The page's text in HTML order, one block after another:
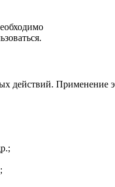
действий. Применение